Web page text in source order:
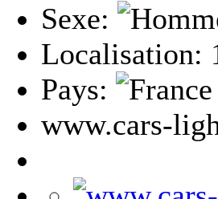
Sexe:
Localisation:
Pays:
www.cars-